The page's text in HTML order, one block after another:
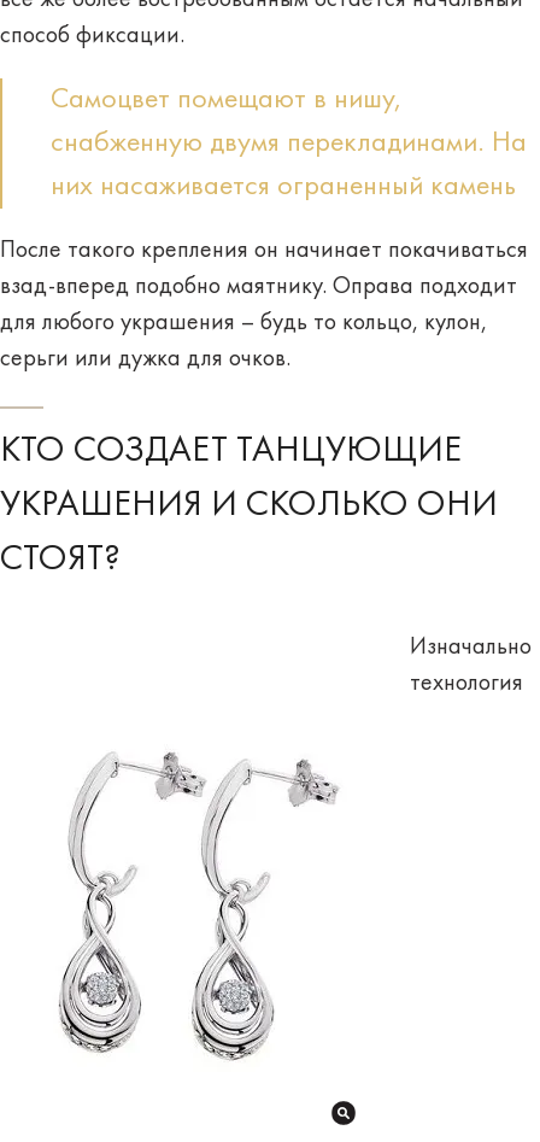
способ фиксации.
Самоцвет помещают в нишу,
снабженную двумя перекладинами. На
них насаживается ограненный камень
После такого крепления он начинает покачиваться
взад-вперед подобно маятнику. Оправа подходит
для любого украшения – будь то кольцо, кулон,
серьги или дужка для очков.
КТО СОЗДАЕТ ТАНЦУЮЩИЕ
УКРАШЕНИЯ И СКОЛЬКО ОНИ
СТОЯТ?
Изначально
технология